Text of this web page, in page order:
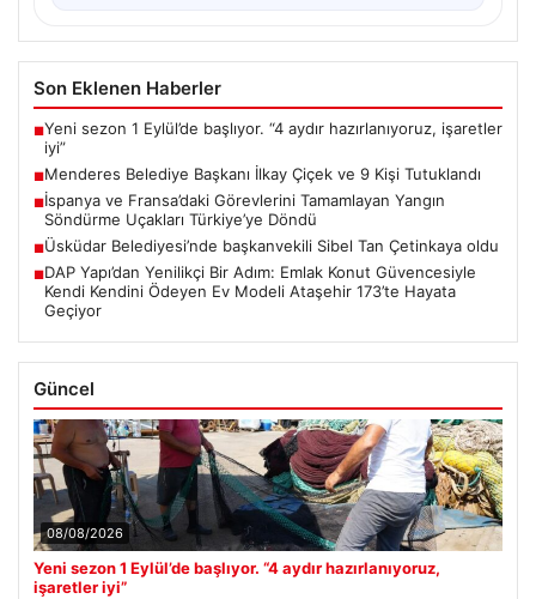
Son Eklenen Haberler
■Yeni sezon 1 Eylül’de başlıyor. “4 aydır hazırlanıyoruz, işaretler
iyi”
■Menderes Belediye Başkanı İlkay Çiçek ve 9 Kişi Tutuklandı
■İspanya ve Fransa’daki Görevlerini Tamamlayan Yangın
Söndürme Uçakları Türkiye’ye Döndü
■Üsküdar Belediyesi’nde başkanvekili Sibel Tan Çetinkaya oldu
■DAP Yapı’dan Yenilikçi Bir Adım: Emlak Konut Güvencesiyle
Kendi Kendini Ödeyen Ev Modeli Ataşehir 173’te Hayata
Geçiyor
Güncel
08/08/2026
Yeni sezon 1 Eylül’de başlıyor. “4 aydır hazırlanıyoruz,
işaretler iyi”